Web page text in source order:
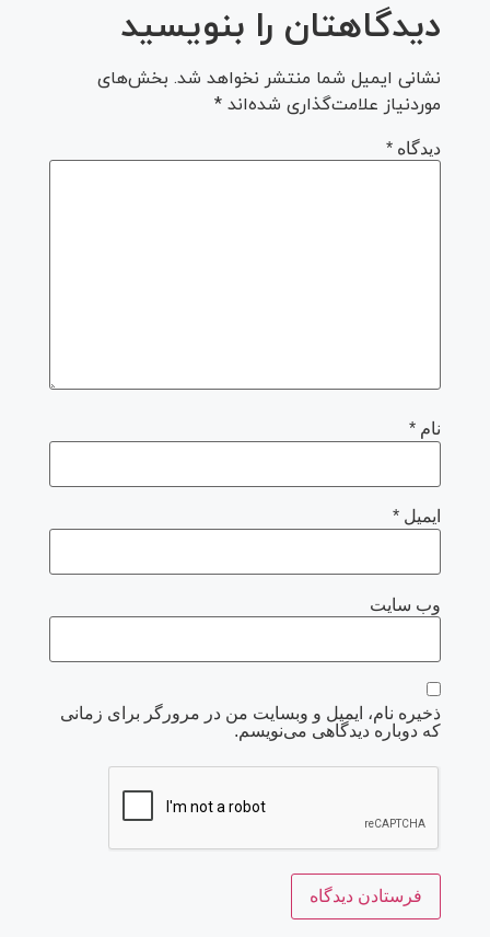
دیدگاهتان را بنویسید
نشانی ایمیل شما منتشر نخواهد شد. بخش‌های
موردنیاز علامت‌گذاری شده‌اند *
دیدگاه *
نام *
ایمیل *
وب‌ سایت
ذخیره نام، ایمیل و وبسایت من در مرورگر برای زمانی
که دوباره دیدگاهی می‌نویسم.